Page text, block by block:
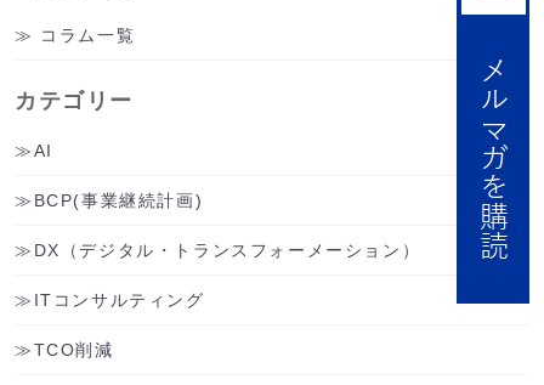
コラム一覧
カテゴリー
AI
BCP(事業継続計画)
DX（デジタル・トランスフォーメーション）
ITコンサルティング
TCO削減